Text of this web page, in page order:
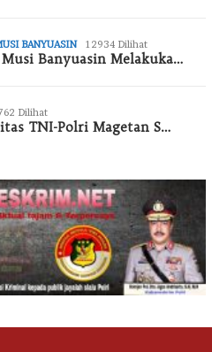
BANYUASIN 12934 Dilihat
Banyuasin Melakuka…
Dilihat
TNI-Polri Magetan S…